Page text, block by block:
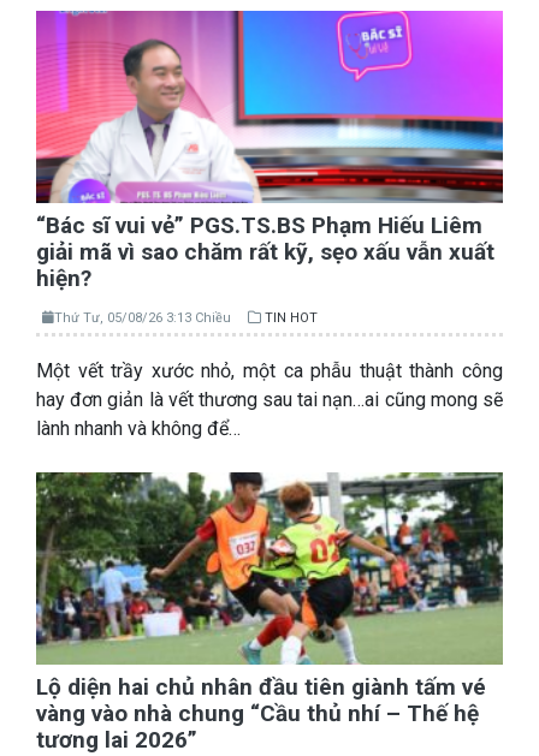
“Bác sĩ vui vẻ” PGS.TS.BS Phạm Hiếu Liêm
giải mã vì sao chăm rất kỹ, sẹo xấu vẫn xuất
hiện?
Thứ Tư, 05/08/26 3:13 Chiều TIN HOT
Một vết trầy xước nhỏ, một ca phẫu thuật thành công
hay đơn giản là vết thương sau tai nạn…ai cũng mong sẽ
lành nhanh và không để…
Lộ diện hai chủ nhân đầu tiên giành tấm vé
vàng vào nhà chung “Cầu thủ nhí – Thế hệ
tương lai 2026”